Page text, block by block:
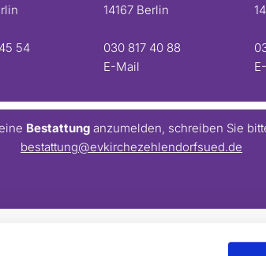
54
14167 Berlin
030 817 40 88
E-Mail
Bestattunganzumelden, schreiben Sie
bestattung@evkirchezehlendorfsued.de